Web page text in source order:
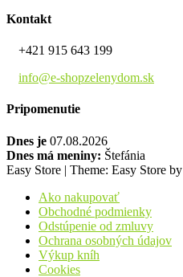
Kontakt
+421 915 643 199
info@e-shopzelenydom.sk
Pripomenutie
Dnes je 07.08.2026
Dnes má meniny: Štefánia
Easy Store | Theme: Easy Store by
Ako nakupovať
Obchodné podmienky
Odstúpenie od zmluvy
Ochrana osobných údajov
Výkup kníh
Cookies